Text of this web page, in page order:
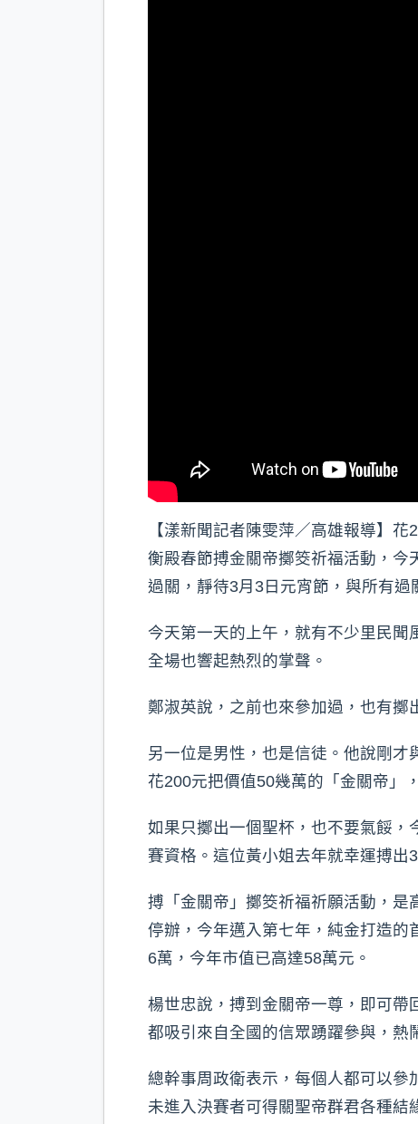
【漾新聞記者陳雯萍／高雄報導】
衡殿春節搏金關帝擲筊祈福活動，今
過關，靜待3月3日元宵節，與所有過
今天第一天的上午，就有不少里民聞
全場也響起熱烈的掌聲。
鄭淑英說，之前也來參加過，也有擲
另一位是男性，也是信徒。他說剛才
花200元把價值50幾萬的「金關帝」
如果只擲出一個聖杯，也不要氣餒，
賽資格。這位黃小姐去年就幸運搏出
搏「金關帝」擲筊祈福祈願活動，是
停辦，今年邁入第七年，純金打造的
6萬，今年市值已高達58萬元。
楊世忠說，搏到金關帝一尊，即可帶
都吸引來自全國的信眾踴躍參與，熱
總幹事周政衛表示，每個人都可以參
未進入決賽者可得關聖帝群君各種